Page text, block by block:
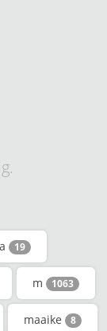
19
m 1063
maaike 8